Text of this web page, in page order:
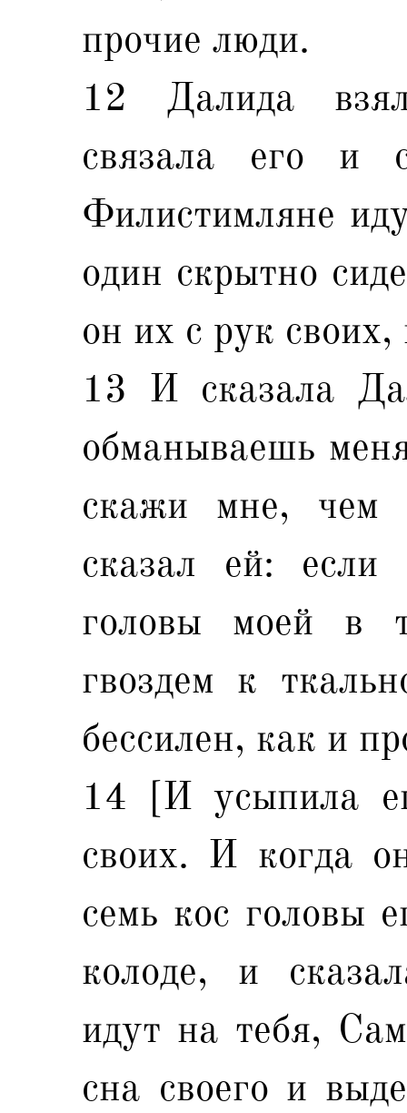
прочие люди.
12 Далида
связала его и
Филистимляне
один скрытно
он их с рук
13 И сказала
обманываешь
скажи мне, чем
сказал ей:
головы моей в
гвоздем к
бессилен, как и
14 [И усыпила
своих. И когда
семь кос головы
колоде, и
идут на тебя,
сна своего и